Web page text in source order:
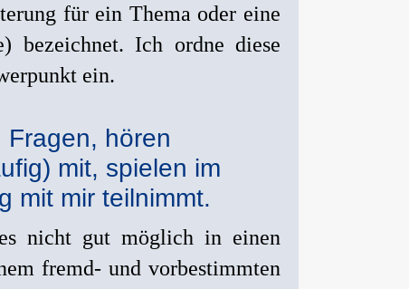
für ein Thema oder eine
bezeichnet. Ich ordne diese
ein.
hören
mit, spielen im
mit mir teilnimmt.
nicht gut möglich in einen
fremd- und vorbestimmten